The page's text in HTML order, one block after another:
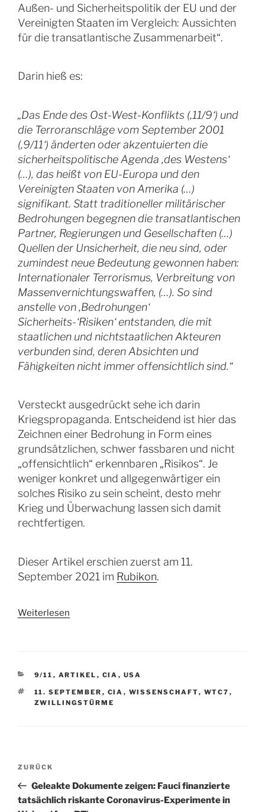
Außen- und Sicherheitspolitik der EU und der
Vereinigten Staaten im Vergleich: Aussichten
für die transatlantische Zusammenarbeit“.
Darin hieß es:
„Das Ende des Ost-West-Konflikts (‚11/9‘) und
die Terroranschläge vom September 2001
(‚9/11‘) änderten oder akzentuierten die
sicherheitspolitische Agenda ‚des Westens‘
(…), das heißt von EU-Europa und den
Vereinigten Staaten von Amerika (…)
signifikant. Statt traditioneller militärischer
Bedrohungen begegnen die transatlantischen
Partner, Regierungen und Gesellschaften (…)
Quellen der Unsicherheit, die neu sind, oder
zumindest neue Bedeutung gewonnen haben:
Internationaler Terrorismus, Verbreitung von
Massenvernichtungswaffen, (…). So sind
anstelle von ‚Bedrohungen‘
Sicherheits-‘Risiken‘ entstanden, die mit
staatlichen und nichtstaatlichen Akteuren
verbunden sind, deren Absichten und
Fähigkeiten nicht immer offensichtlich sind.“
Versteckt ausgedrückt sehe ich darin
Kriegspropaganda. Entscheidend ist hier das
Zeichnen einer Bedrohung in Form eines
grundsätzlichen, schwer fassbaren und nicht
„offensichtlich“ erkennbaren „Risikos“. Je
weniger konkret und allgegenwärtiger ein
solches Risiko zu sein scheint, desto mehr
Krieg und Überwachung lassen sich damit
rechtfertigen.
Dieser Artikel erschien zuerst am 11.
September 2021 im Rubikon.
Weiterlesen
KATEGORIEN
9/11 , ARTIKEL , CIA , USA
SCHLAGWÖRTER
11. SEPTEMBER , CIA , WISSENSCHAFT, WTC7 ,
ZWILLINGSTÜRME
Beitragsnavigation
Vorheriger
Beitrag
ZURÜCK
Geleakte Dokumente zeigen: Fauci finanzierte
tatsächlich riskante Coronavirus-Experimente in